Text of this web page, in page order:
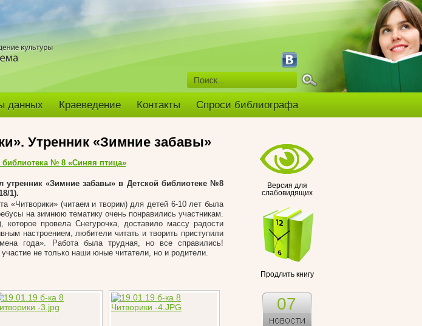
данных Краеведение Контакты Спроси библиографа
Версия для
слабовидящих
Продлить книгу
07
Утренник «Зимние забавы»
библиотека № 8 «Синяя птица»
утренник «Зимние забавы» в Детской библиотеке №8
1).
«Читворики» (читаем и творим) для детей 6-10 лет была
на зимнюю тематику очень понравились участникам.
провела Снегурочка, доставило массу радости
настроением, любители читать и творить приступили
года». Работа была трудная, но все справились!
не только наши юные читатели, но и родители.